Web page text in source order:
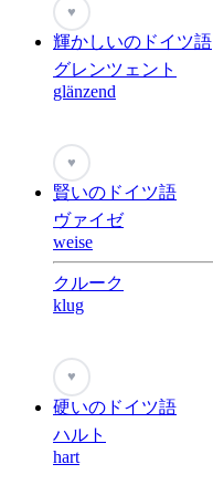
♥
輝かしいのドイツ語
グレンツェント
glänzend
♥
賢いのドイツ語
ヴァイゼ
weise
クルーク
klug
♥
硬いのドイツ語
ハルト
hart